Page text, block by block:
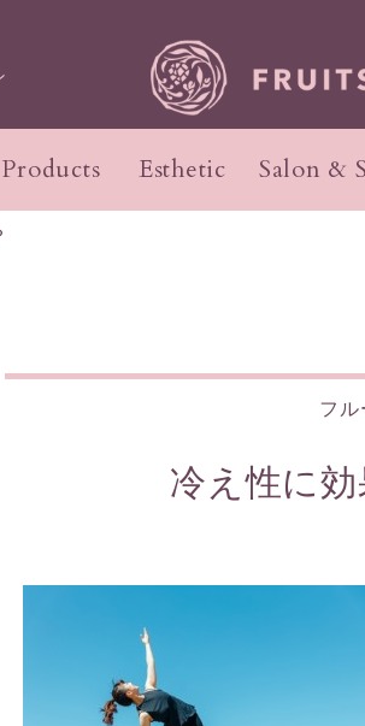
Products
リアルオーガニックライン
Esthetic Salon &
フ
冷え性に